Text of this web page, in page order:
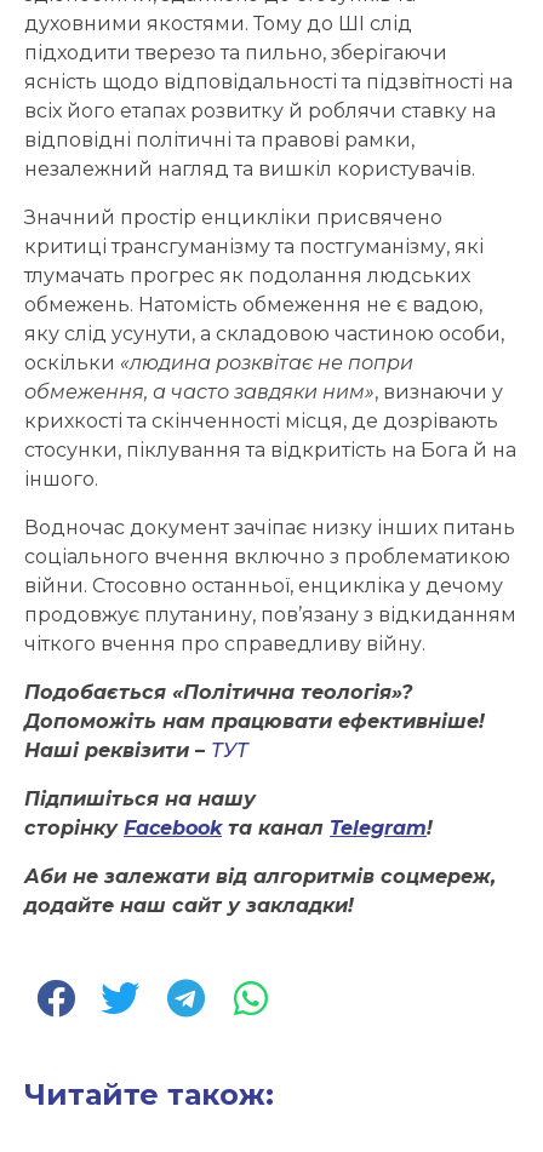
духовними якостями. Тому до ШІ слід
підходити тверезо та пильно, зберігаючи
ясність щодо відповідальності та підзвітності на
всіх його етапах розвитку й роблячи ставку на
відповідні політичні та правові рамки,
незалежний нагляд та вишкіл користувачів.
Значний простір енцикліки присвячено
критиці трансгуманізму та постгуманізму, які
тлумачать прогрес як подолання людських
обмежень. Натомість обмеження не є вадою,
яку слід усунути, а складовою частиною особи,
оскільки «людина розквітає не попри
обмеження, а часто завдяки ним», визнаючи у
крихкості та скінченності місця, де дозрівають
стосунки, піклування та відкритість на Бога й на
іншого.
Водночас документ зачіпає низку інших питань
соціального вчення включно з проблематикою
війни. Стосовно останньої, енцикліка у дечому
продовжує плутанину, пов’язану з відкиданням
чіткого вчення про справедливу війну.
Подобається «Політична теологія»?
Допоможіть нам працювати ефективніше!
Наші реквізити – ТУТ
Підпишіться на нашу
сторінку Facebookта канал Telegram!
Аби не залежати від алгоритмів соцмереж,
додайте наш сайт у закладки!
Читайте також: